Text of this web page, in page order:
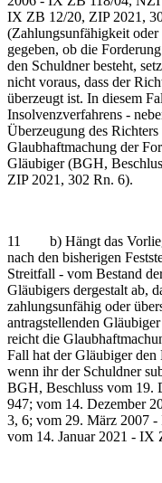
IX ZB 12/20, ZIP 2021,
(Zahlungsunfähigkeit
gegeben, ob die
den Schuldner besteht,
nicht voraus, dass der
überzeugt ist. In diesem
Insolvenzverfahrens -
Überzeugung des
Glaubhaftmachung der
Gläubiger (BGH,
ZIP 2021, 302 Rn. 6).
11 b) Hängt das
nach den bisherigen
Streitfall - vom Bestand
Gläubigers dergestalt ab,
zahlungsunfähig oder
antragstellenden
reicht die
Fall hat der Gläubiger den
wenn ihr der Schuldner
BGH, Beschluss vom 19.
947; vom 14. Dezember
3, 6; vom 29. März 2007
vom 14. Januar 2021 - IX